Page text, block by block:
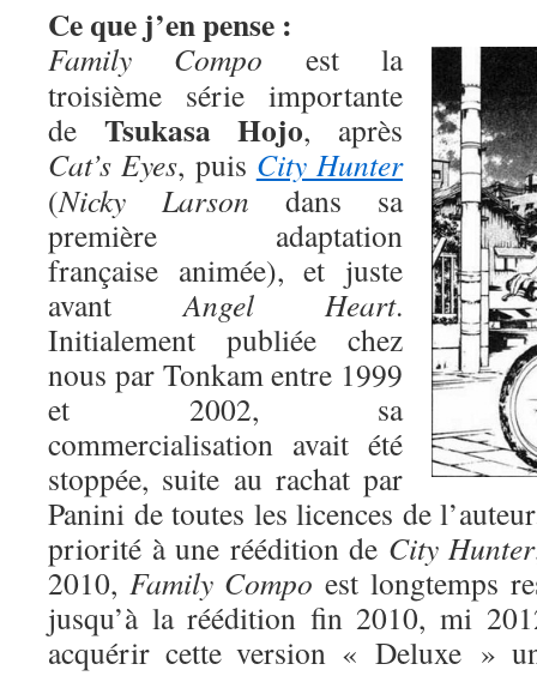
Ce que j’en pense :
Family Compo est la
troisième série importante
de Tsukasa Hojo, après
Cat’s Eyes, puis City Hunter
(Nicky Larson dans sa
première adaptation
française animée), et juste
avantAngel Heart.
Initialement publiée chez
nous par Tonkam entre 1999
et 2002, sa
commercialisation avait été
stoppée, suite au rachat par
Panini de toutes les licences de
priorité à une réédition de City Hunter
2010, Family Compo est longtemps
jusqu’à la réédition fin 2010, mi
acquérir cette version « Deluxe »